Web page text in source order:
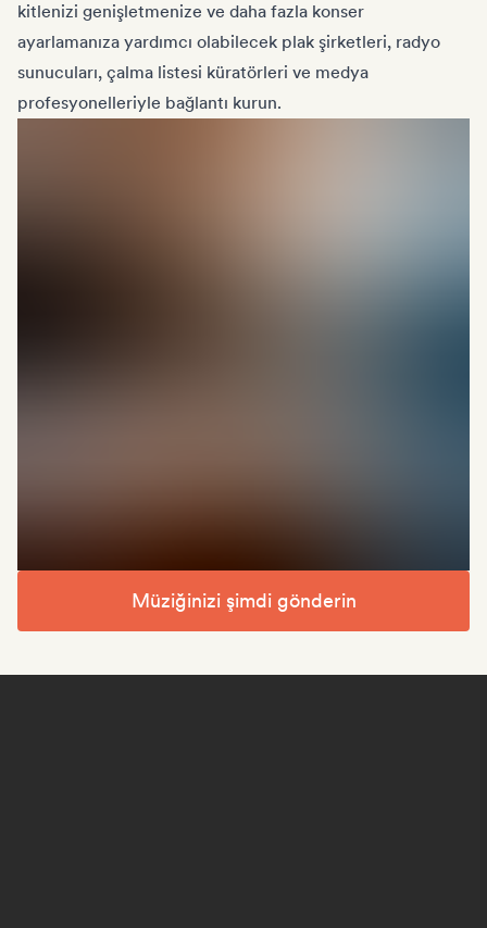
kitlenizi genişletmenize ve daha fazla konser
ayarlamanıza yardımcı olabilecek plak şirketleri, radyo
sunucuları, çalma listesi küratörleri ve medya
profesyonelleriyle bağlantı kurun.
Müziğinizi şimdi gönderin